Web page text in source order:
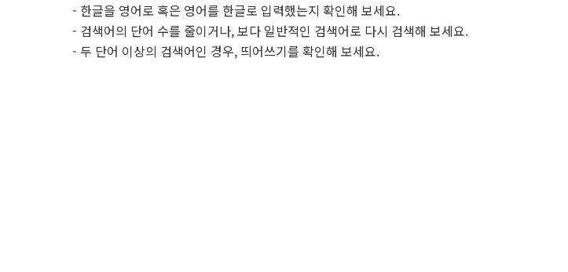
- 한글을 영어로 혹은 영어를 한글로 입력했는지 확인해 보세요.
- 검색어의 단어 수를 줄이거나, 보다 일반적인 검색어로 다시 검색해 보세요.
- 두 단어 이상의 검색어인 경우, 띄어쓰기를 확인해 보세요.